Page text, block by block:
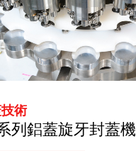
術
列鋁蓋旋牙封蓋機